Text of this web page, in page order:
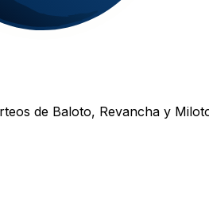
de Baloto, Revancha y